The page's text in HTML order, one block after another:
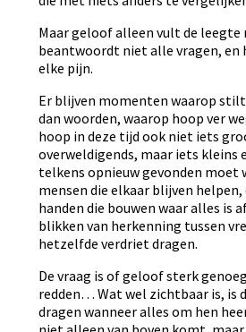
Maar geloof alleen vult de leegte
beantwoordt niet alle vragen, en
elke pijn.
Er blijven momenten waarop
dan woorden, waarop hoop ver
hoop in deze tijd ook niet iets
overweldigends, maar iets kleins
telkens opnieuw gevonden
mensen die elkaar blijven helpen,
handen die bouwen waar alles is
blikken van herkenning tussen
hetzelfde verdriet dragen.
De vraag is of geloof sterk
redden… Wat wel zichtbaar is, is
dragen wanneer alles om hen